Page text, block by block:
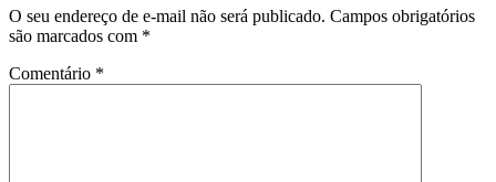
O seu endereço de e-mail não será publicado. Campos obrigatórios
são marcados com *
Comentário *